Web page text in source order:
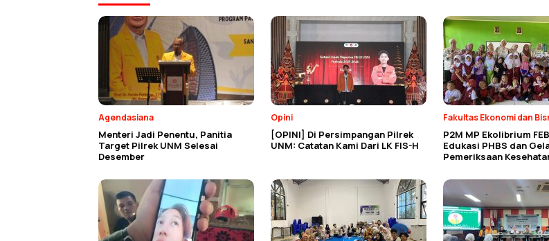
Agendasiana
Menteri Jadi Penentu, Panitia
Target Pilrek UNM Selesai
Desember
Opini
[OPINI] Di Persimpangan Pilrek
UNM: Catatan Kami Dari LK FIS-H
Fakultas Ekonomi dan
P2M MP Ekolibrium
Edukasi PHBS dan
Pemeriksaan